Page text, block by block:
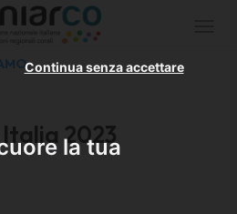
la tua
Continua senza accettare
2023